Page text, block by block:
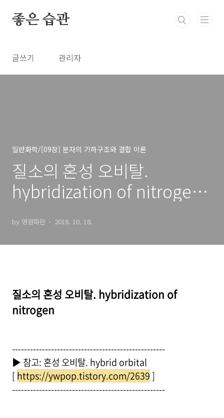
좋은 습관
글쓰기 관리자
일반화학/[09장] 분자의 기하구조와 결합 이론
질소의 혼성 오비탈.
hybridization of nitrogen
by 영원파란 2018. 10. 18.
질소의 혼성 오비탈. hybridization of
nitrogen
---------------------------------------------------
▶ 참고: 혼성 오비탈. hybrid orbital
[https://ywpop.tistory.com/2639]
---------------------------------------------------